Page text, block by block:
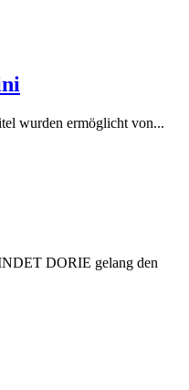
wurden ermöglicht von...
DORIE gelang den